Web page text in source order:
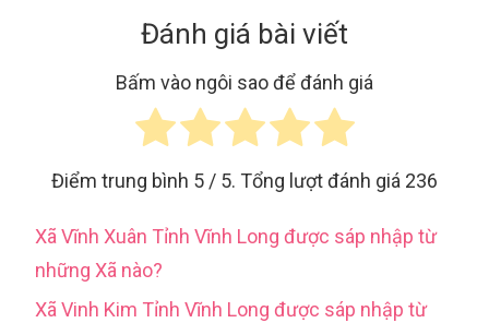
Đánh giá bài viết
Bấm vào ngôi sao để đánh giá
Điểm trung bình 5 / 5. Tổng lượt đánh giá 236
Xã Vĩnh Xuân Tỉnh Vĩnh Long được sáp nhập từ
những Xã nào?
Xã Vinh Kim Tỉnh Vĩnh Long được sáp nhập từ